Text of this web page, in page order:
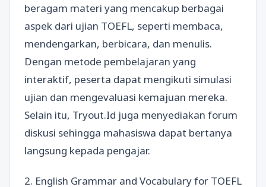
beragam materi yang mencakup berbagai
aspek dari ujian TOEFL, seperti membaca,
mendengarkan, berbicara, dan menulis.
Dengan metode pembelajaran yang
interaktif, peserta dapat mengikuti simulasi
ujian dan mengevaluasi kemajuan mereka.
Selain itu, Tryout.Id juga menyediakan forum
diskusi sehingga mahasiswa dapat bertanya
langsung kepada pengajar.
2. English Grammar and Vocabulary for TOEFL